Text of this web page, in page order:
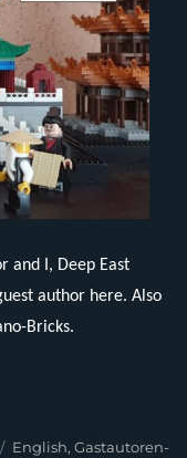
and I, Deep East
author here. Also
Bricks.
Kategorien
English,Gastautoren-